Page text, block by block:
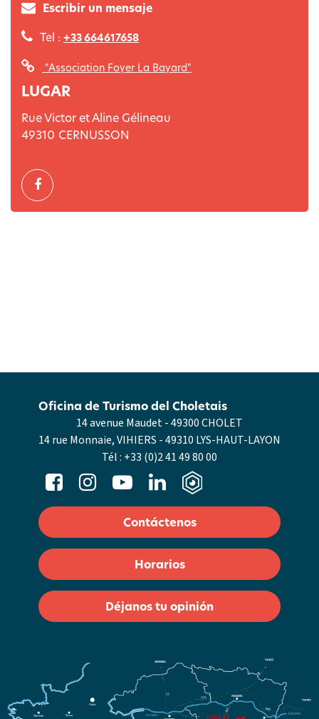
Escribir un mensaje
Tel : +33 664617658
"Association Foyer La Bayard"
LUGAR
Rue Victor et Aline Gélineau
49310 CERNUSSON
14 avenue Maudet - 49300 CHOLET
14 rue Monnaie, VIHIERS - 49310 LYS-HAUT-LAYON
Tél : +33 (0)2 41 49 80 00
Oficina de Turismo del Choletais
Contáctenos
Horarios
Déjanos tu opinión